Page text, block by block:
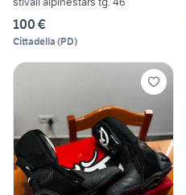
100 €
Cittadella (PD)